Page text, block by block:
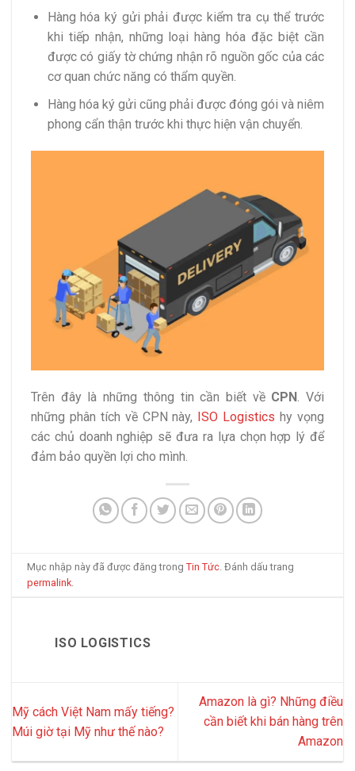
Hàng hóa ký gửi phải được kiểm tra cụ thể trước
khi tiếp nhận, những loại hàng hóa đặc biệt cần
được có giấy tờ chứng nhận rõ nguồn gốc của các
cơ quan chức năng có thẩm quyền.
Hàng hóa ký gửi cũng phải được đóng gói và niêm
phong cẩn thận trước khi thực hiện vận chuyển.
Trên đây là những thông tin cần biết về CPN. Với
những phân tích về CPN này,
ISO Logistics hy vọng
các chủ doanh nghiệp sẽ đưa ra lựa chọn hợp lý để
đảm bảo quyền lợi cho mình.
Mục nhập này đã được đăng trongTin Tức . Đánh dấu trang
permalink
ISO LOGISTICS
Mỹ cách Việt Nam mấy tiếng?
Múi giờ tại Mỹ như thế nào?
Amazon là gì? Những điều
cần biết khi bán hàng trên
Amazon